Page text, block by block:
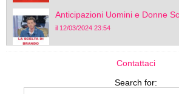
Anticipazioni Uomini e Donne
il 12/03/2024 23:54
Contattaci
Search for: